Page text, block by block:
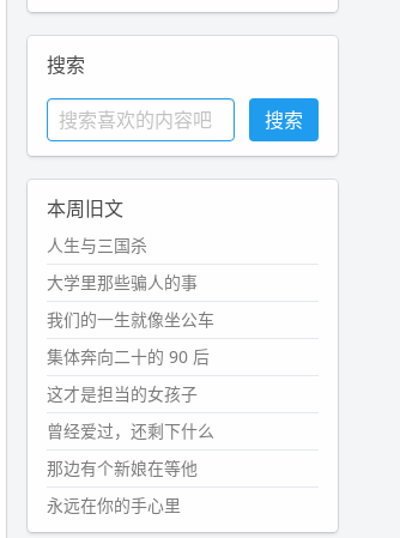
搜索
本周旧文
人生与三国杀
大学里那些骗人的事
我们的一生就像坐公车
集体奔向二十的 90 后
这才是担当的女孩子
曾经爱过，还剩下什么
那边有个新娘在等他
永远在你的手心里